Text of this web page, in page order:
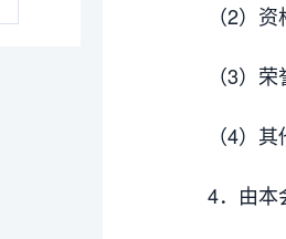
（2）
（3）
（4）
4．由本